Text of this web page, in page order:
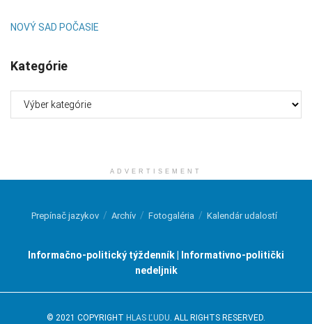
NOVÝ SAD POČASIE
Kategórie
ADVERTISEMENT
Prepínač jazykov Archív Fotogaléria Kalendár udalostí
Informačno-politický týždenník | Informativno-politički
nedeljnik
© 2021 COPYRIGHT HLAS ĽUDU. ALL RIGHTS RESERVED.